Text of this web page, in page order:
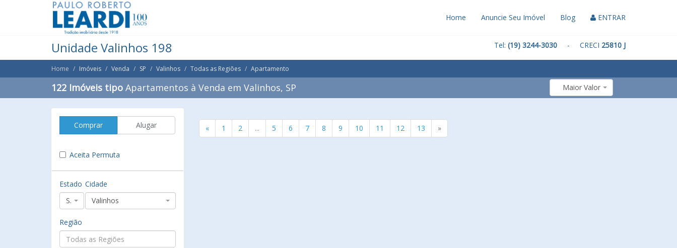
Home Anuncie Seu Imóvel Blog ENTRAR
Unidade Valinhos 198 Tel: (19) 3244-3030 - CRECI 25810 J
Home Imóveis Venda SP Valinhos Todas as Regiões Apartamento
122 Imóveis tipo Apartamentos à Venda em Valinhos, SP Maior Valor
Comprar Alugar
Aceita Permuta
Estado
SP
Cidade
Valinhos
Região
« 1 2 ... 5 6 7 8 9 10 11 12 13 »